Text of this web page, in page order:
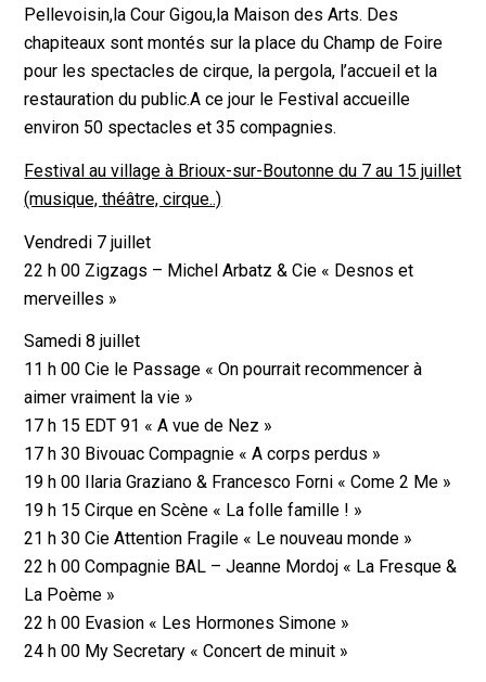
Pellevoisin,la Cour Gigou,la Maison des Arts. Des
chapiteaux sont montés sur la place du Champ de Foire
pour les spectacles de cirque, la pergola, l’accueil et la
restauration du public.A ce jour le Festival accueille
environ 50 spectacles et 35 compagnies.
Festival au village à Brioux-sur-Boutonne du 7 au 15 juillet
(musique, théâtre, cirque..)
Vendredi 7 juillet
22 h 00 Zigzags – Michel Arbatz & Cie « Desnos et
merveilles »
Samedi 8 juillet
11 h 00 Cie le Passage « On pourrait recommencer à
aimer vraiment la vie »
17 h 15 EDT 91 « A vue de Nez »
17 h 30 Bivouac Compagnie « A corps perdus »
19 h 00 Ilaria Graziano & Francesco Forni « Come 2 Me »
19 h 15 Cirque en Scène « La folle famille ! »
21 h 30 Cie Attention Fragile « Le nouveau monde »
22 h 00 Compagnie BAL – Jeanne Mordoj « La Fresque &
La Poème »
22 h 00 Evasion « Les Hormones Simone »
24 h 00 My Secretary « Concert de minuit »